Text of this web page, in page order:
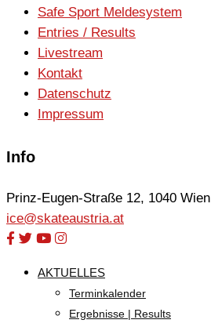
Safe Sport Meldesystem
Entries / Results
Livestream
Kontakt
Datenschutz
Impressum
Info
Prinz-Eugen-Straße 12, 1040 Wien
ice@skateaustria.at
AKTUELLES
Terminkalender
Ergebnisse | Results